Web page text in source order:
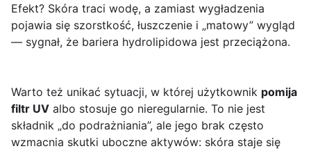
Efekt? Skóra traci wodę, a zamiast wygładzenia
pojawia się szorstkość, łuszczenie i „matowy” wygląd
— sygnał, że bariera hydrolipidowa jest przeciążona.
Warto też unikać sytuacji, w której użytkownik pomija
filtr UV albo stosuje go nieregularnie. To nie jest
składnik „do podrażniania”, ale jego brak często
wzmacnia skutki uboczne aktywów: skóra staje się